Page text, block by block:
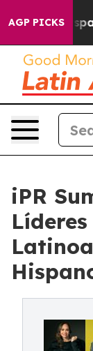
AGP PICKS
iPR